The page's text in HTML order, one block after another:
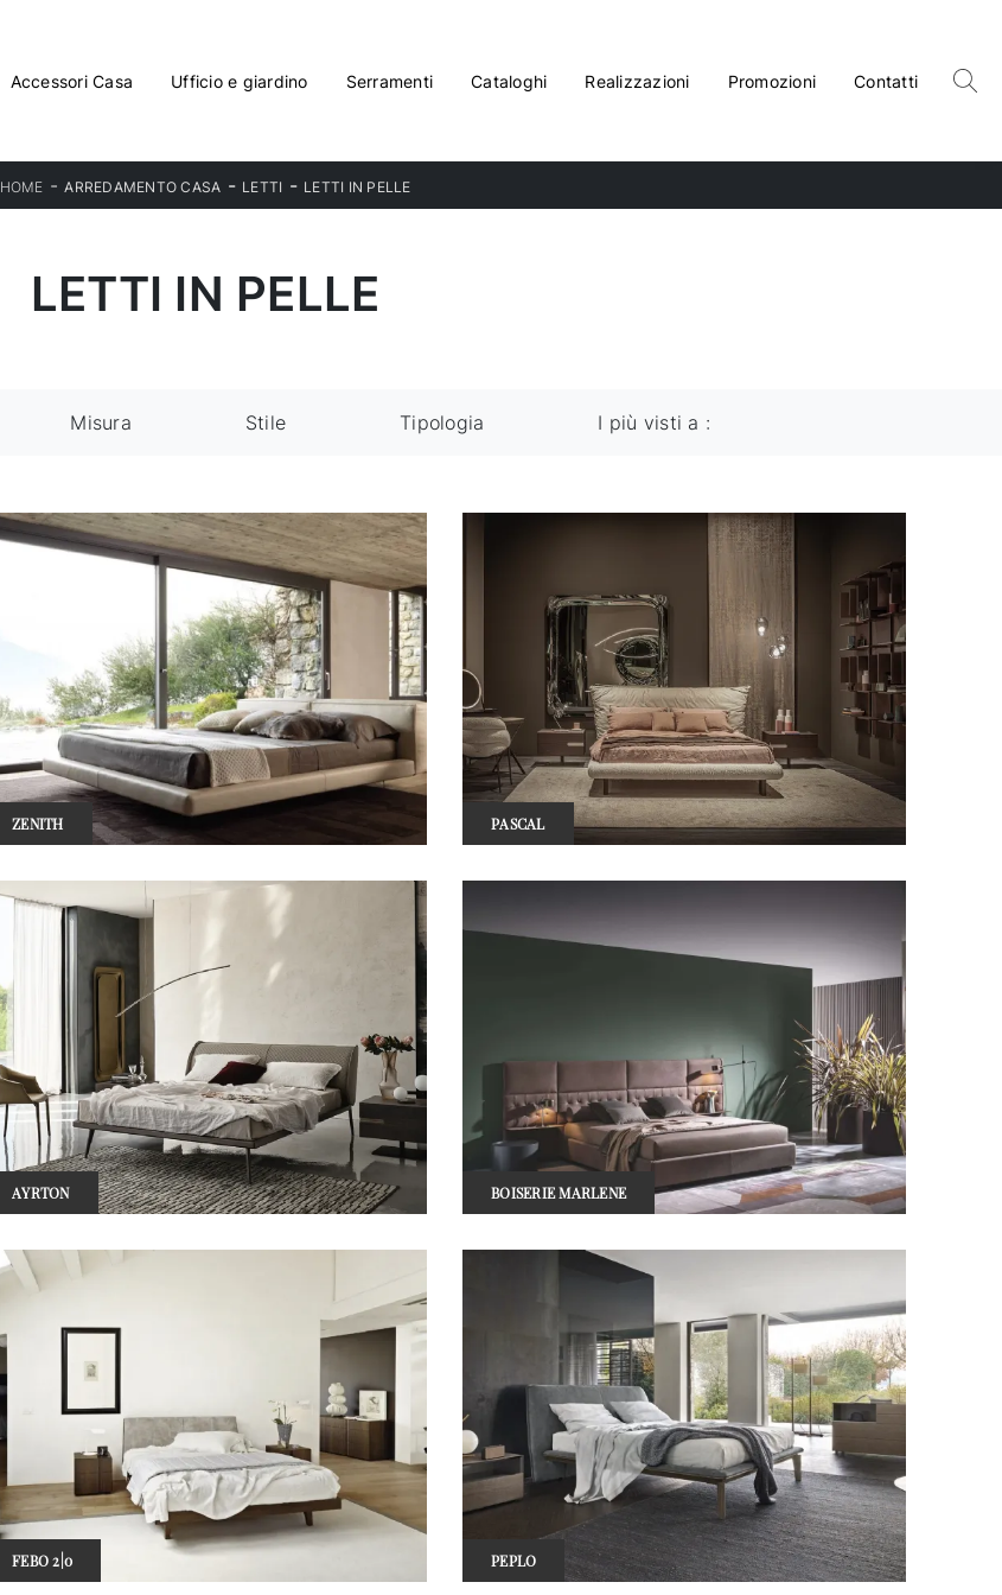
Accessori Casa Ufficio e giardino Serramenti Cataloghi Realizzazioni Promozioni Contatti
HOME -ARREDAMENTO CASA - LETTI - LETTI IN PELLE
LETTI IN PELLE
Misura Stile Tipologia I più visti a :
ZENITH PASCAL
AYRTON BOISERIE MARLENE
FEBO 2|0 PEPLO